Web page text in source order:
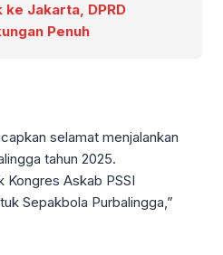
Jakarta, DPRD
Penuh
selamat menjalankan
tahun 2025.
Kongres Askab PSSI
Sepakbola Purbalingga,”